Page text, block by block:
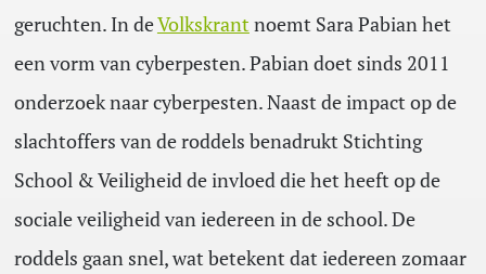
geruchten. In deVolkskrantnoemt Sara Pabian het
een vorm van cyberpesten. Pabian doet sinds 2011
onderzoek naar cyberpesten. Naast de impact op de
slachtoffers van de roddels benadrukt Stichting
School & Veiligheid de invloed die het heeft op de
sociale veiligheid van iedereen in de school. De
roddels gaan snel, wat betekent dat iedereen zomaar